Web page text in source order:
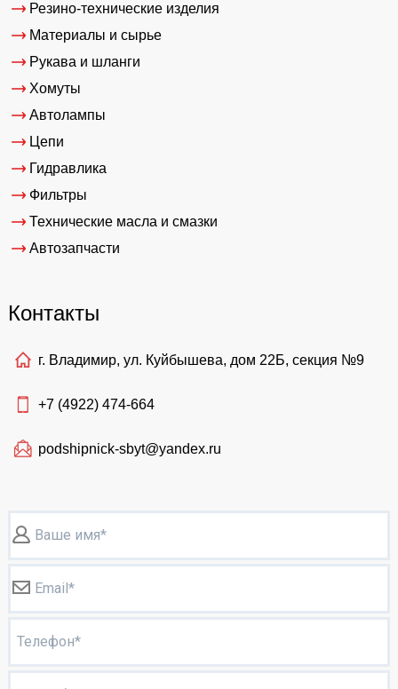
Резино-технические изделия
Материалы и сырье
Рукава и шланги
Хомуты
Автолампы
Цепи
Гидравлика
Фильтры
Технические масла и смазки
Автозапчасти
Контакты
г. Владимир, ул. Куйбышева, дом 22Б, секция №9
+7 (4922) 474-664
podshipnick-sbyt@yandex.ru
Ваше имя*
Email*
Телефон*